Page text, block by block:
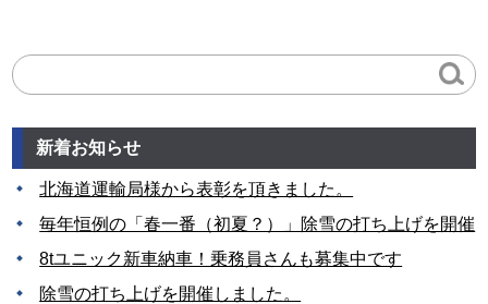
新着お知らせ
北海道運輸局様から表彰を頂きました。
毎年恒例の「春一番（初夏？）」除雪の打ち上げを開催
8tユニック新車納車！乗務員さんも募集中です
除雪の打ち上げを開催しました。